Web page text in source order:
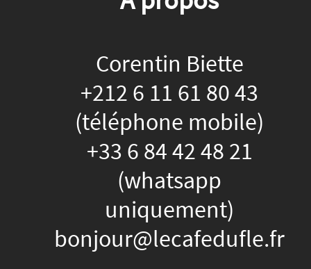
Corentin Biette
+212 6 11 61 80 43
(téléphone mobile)
+33 6 84 42 48 21
(whatsapp
uniquement)
bonjour@lecafedufle.fr